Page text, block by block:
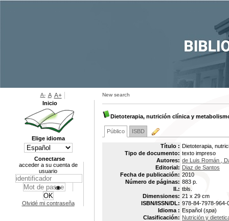
New search
Dietoterapia, nutrición clínica y
Público ISBD
Título : Dietoterapia,
Tipo de documento: texto impreso
Autores: de Luis Román ,
Editorial: Diaz de Santos
Fecha de publicación: 2010
Número de páginas: 883 p.
Il.: tbls.
Dimensiones: 21 x 29 cm
ISBN/ISSN/DL: 978-84-7978-964-
Idioma : Español (spa)
Clasificación: Nutrición y
A- A A+
Inicio
Elige idioma
Conectarse
acceder a su cuenta de
usuario
Olvidé mi contraseña